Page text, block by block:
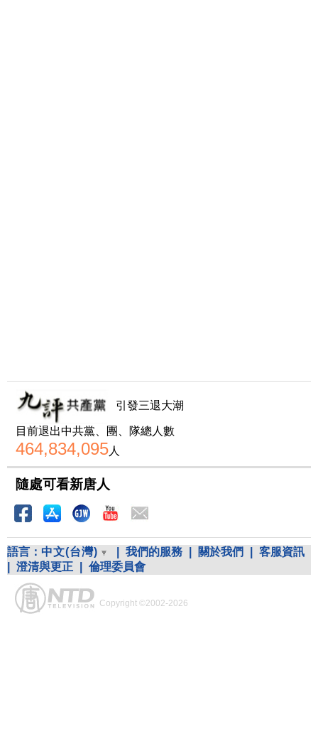
引發三退大潮
目前退出中共黨、團、隊總人數
464,834,095人
隨處可看新唐人
語言： 中文(台灣) 我們的服務 關於我們
客服資訊
澄清與更正 倫理委員會
Copyright ©2002-2026